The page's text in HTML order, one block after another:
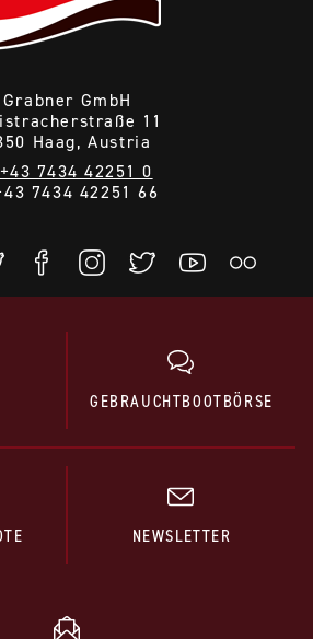
Grabner GmbH
11
Haag, Austria
+43 7434 42251 0
7434 42251 66
GEBRAUCHTBOOTBÖRSE
NEWSLETTER